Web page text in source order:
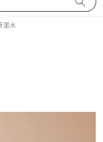
墨水